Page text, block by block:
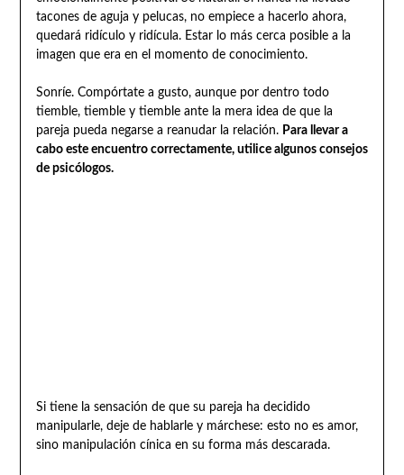
tacones de aguja y pelucas, no empiece a hacerlo ahora,
quedará ridículo y ridícula. Estar lo más cerca posible a la
imagen que era en el momento de conocimiento.
Sonríe. Compórtate a gusto, aunque por dentro todo
tiemble, tiemble y tiemble ante la mera idea de que la
pareja pueda negarse a reanudar la relación. Para llevar a
cabo este encuentro correctamente, utilice algunos consejos
de psicólogos.
Si tiene la sensación de que su pareja ha decidido
manipularle, deje de hablarle y márchese: esto no es amor,
sino manipulación cínica en su forma más descarada.